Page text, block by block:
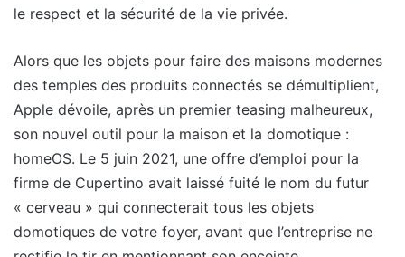
le respect et la sécurité de la vie privée.
Alors que les objets pour faire des maisons modernes
des temples des produits connectés se démultiplient,
Apple dévoile, après un premier teasing malheureux,
son nouvel outil pour la maison et la domotique :
homeOS. Le 5 juin 2021, une offre d’emploi pour la
firme de Cupertino avait laissé fuité le nom du futur
« cerveau » qui connecterait tous les objets
domotiques de votre foyer, avant que l’entreprise ne